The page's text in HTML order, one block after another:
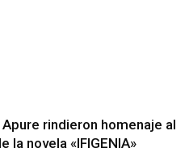
Apure rindieron homenaje al
la novela «IFIGENIA»